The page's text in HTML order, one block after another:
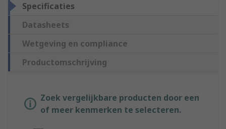
Specificaties
Datasheets
Wetgeving en compliance
Productomschrijving
Zoek vergelijkbare producten door een
of meer kenmerken te selecteren.